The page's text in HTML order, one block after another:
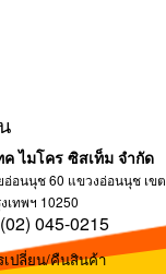
ค ไมโคร ซิสเท็ม จำกัด
อ่อนนุช 60 แขวงอ่อนนุช เขต
เทพฯ 10250
045-0215
เปลี่ยน/คืนสินค้า